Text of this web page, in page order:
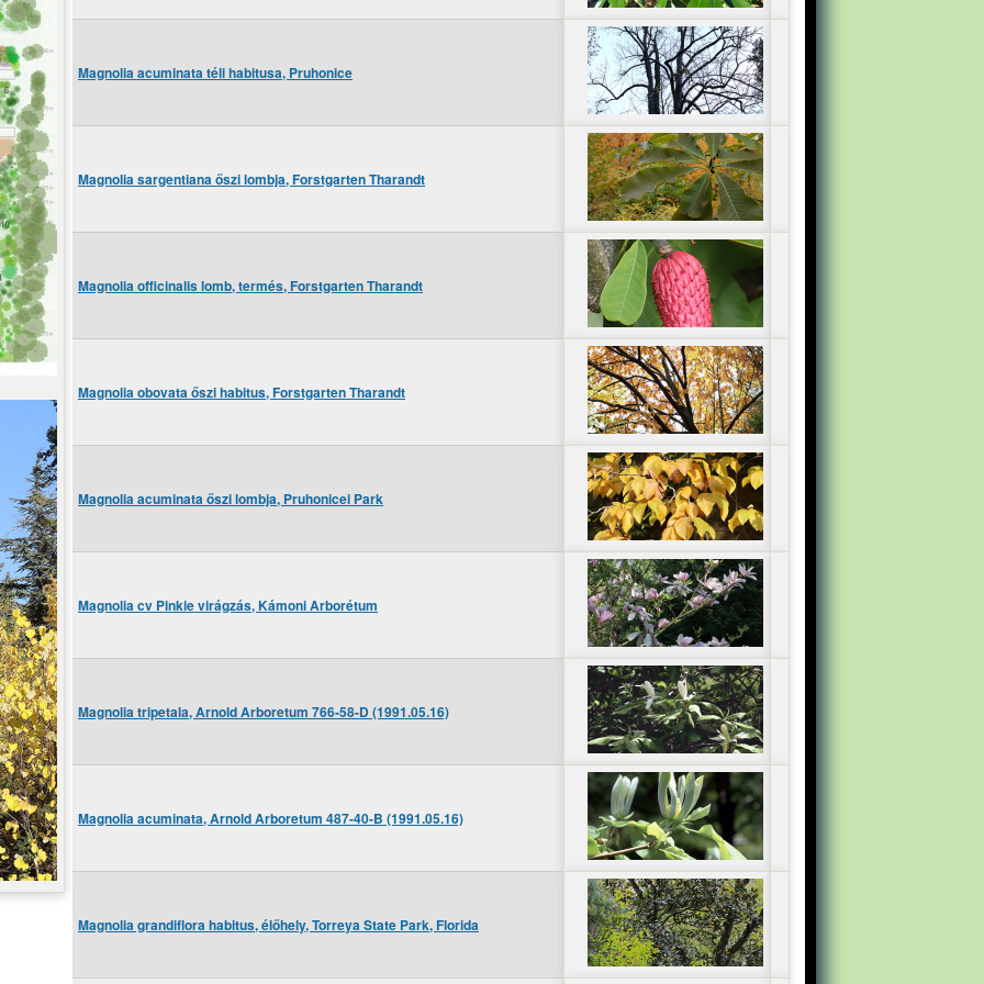
Magnolia acuminata téli habitusa, Pruhonice
Magnolia sargentiana őszi lombja, Forstgarten Tharandt
Magnolia officinalis lomb, termés, Forstgarten Tharandt
Magnolia obovata őszi habitus, Forstgarten Tharandt
Magnolia acuminata őszi lombja, Pruhonicei Park
Magnolia cv Pinkie virágzás, Kámoni Arborétum
Magnolia tripetala, Arnold Arboretum 766-58-D (1991.05.16)
Magnolia acuminata, Arnold Arboretum 487-40-B (1991.05.16)
Magnolia grandiflora habitus, élőhely, Torreya State Park, Florida